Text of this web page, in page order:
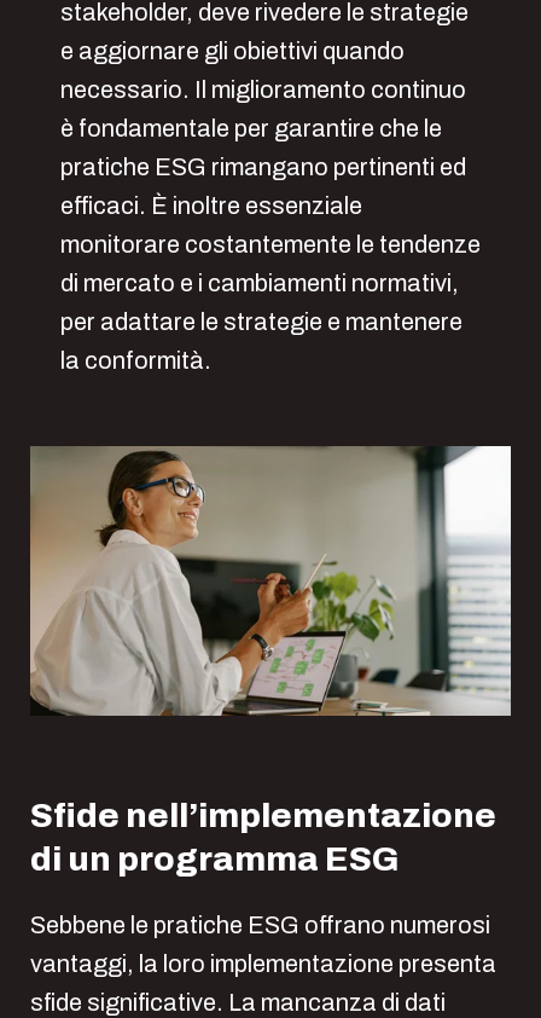
stakeholder, deve rivedere le strategie
e aggiornare gli obiettivi quando
necessario. Il miglioramento continuo
è fondamentale per garantire che le
pratiche ESG rimangano pertinenti ed
efficaci. È inoltre essenziale
monitorare costantemente le tendenze
di mercato e i cambiamenti normativi,
per adattare le strategie e mantenere
la conformità.
Sfide nell’implementazione
di un programma ESG
Sebbene le pratiche ESG offrano numerosi
vantaggi, la loro implementazione presenta
sfide significative. La mancanza di dati